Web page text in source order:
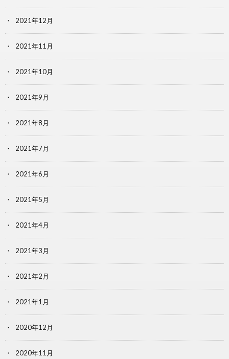
2021年12月
2021年11月
2021年10月
2021年9月
2021年8月
2021年7月
2021年6月
2021年5月
2021年4月
2021年3月
2021年2月
2021年1月
2020年12月
2020年11月